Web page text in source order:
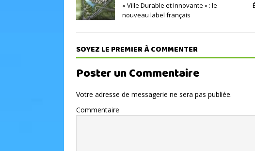
« Ville Durable et Innovante » : le
nouveau label français
SOYEZ LE PREMIER À COMMENTER
Poster un Commentaire
Votre adresse de messagerie ne sera pas publiée.
Commentaire